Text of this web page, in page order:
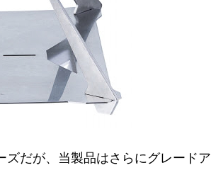
ズだが、当製品はさらにグレードア